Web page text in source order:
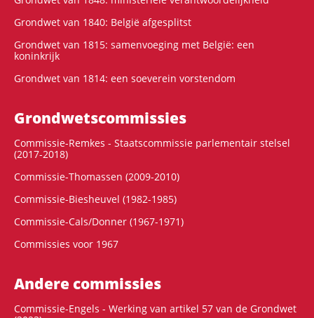
Grondwet van 1840: België afgesplitst
Grondwet van 1815: samenvoeging met België: een
koninkrijk
Grondwet van 1814: een soeverein vorstendom
Grondwets­commissies
Commissie-Remkes - Staatscommissie parlementair stelsel
(2017-2018)
Commissie-Thomassen (2009-2010)
Commissie-Biesheuvel (1982-1985)
Commissie-Cals/Donner (1967-1971)
Commissies voor 1967
Andere commissies
Commissie-Engels - Werking van artikel 57 van de Grondwet